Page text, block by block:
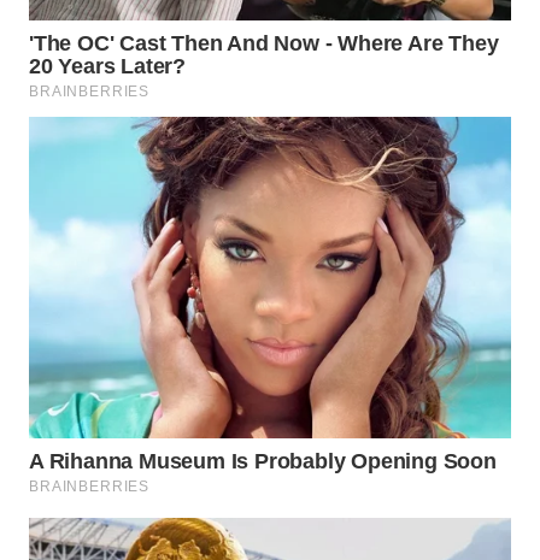
MALUKU
WN
MALUT
WN
NIAS
WN
LANGKAT
WN